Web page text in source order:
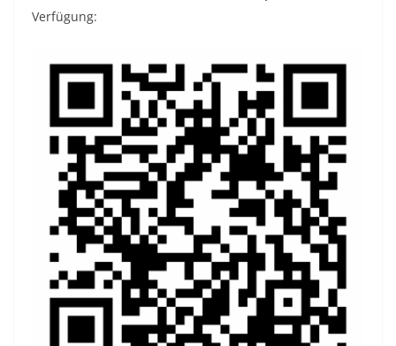
Verfügung: